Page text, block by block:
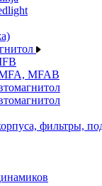
MFAB
фильтры,